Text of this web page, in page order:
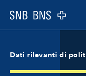
Logo
Dati rilevanti di